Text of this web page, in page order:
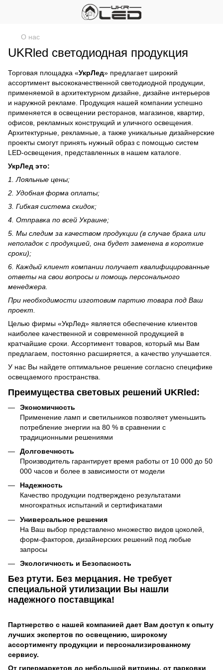
О нас
UKRled светодиодная продукция
Торговая площадка «УкрЛед» предлагает широкий
ассортимент высококачественной светодиодной продукции,
применяемой в архитектурном дизайне, дизайне интерьеров
и наружной рекламе. Продукция нашей компании успешно
применяется в освещении ресторанов, магазинов, квартир,
офисов, рекламных конструкций и уличного освещения.
Архитектурные, рекламные, а также уникальные дизайнерские
проекты смогут принять нужный образ с помощью систем
LED-освещения, представленных в нашем каталоге.
УкрЛед это:
1. Лояльные цены;
2. Удобная форма оплаты;
3. Гибкая система скидок;
4. Отправка по всей Украине;
5. Мы следим за качеством продукции (в случае брака или
неполадок с продукцией, она будет заменена в короткие
сроки);
6. Каждый клиент компании получает квалифицированные
ответы на свои вопросы и помощь персонального
менеджера.
При необходимости изготовим партию товара под Ваш
проект.
Целью фирмы «УкрЛед» является обеспечение клиентов
наиболее качественной и современной продукцией в
кратчайшие сроки. Ассортимент товаров, который мы Вам
предлагаем, постоянно расширяется, а качество улучшается.
У нас Вы найдете оптимальное решение согласно специфике
освещаемого пространства.
Преимущества световых решений UKRled:
Экономичность
Применение ламп и светильников позволяет уменьшить
потребление энергии на 80 % в сравнении с
традиционными решениями
Долговечность
Производитель гарантирует время работы от 10 000 до 50
000 часов и более в зависимости от модели
Надежность
Качество продукции подтверждено результатами
многократных испытаний и сертификатами
Универсальное решения
На Ваш выбор представлено множество видов цоколей,
форм-факторов, дизайнерских решений под любые
запросы
Экологичность и Безопасность
Без ртути. Без мерцания. Не требует
специальной утилизации Вы нашли
надежного поставщика!
Партнерство с нашей компанией дает Вам доступ к опыту
лучших экспертов по освещению, широкому
ассортименту продукции и персонализированному
сервису.
От гипермаркетов до небольшой витрины, от парковки